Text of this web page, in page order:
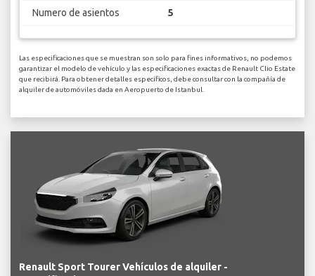
Numero de asientos 5
Las especificaciones que se muestran son solo para fines informativos, no podemos
garantizar el modelo de vehículo y las especificaciones exactas de Renault Clio Estate
que recibirá. Para obtener detalles específicos, debe consultar con la compañía de
alquiler de automóviles dada en Aeropuerto de Istanbul.
Renault Sport Tourer Vehículos de alquiler -